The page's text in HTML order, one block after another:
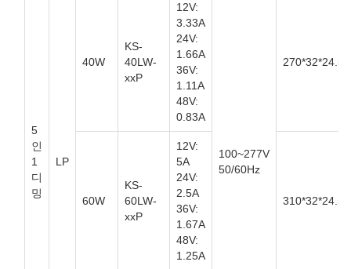
5
인
1
디
밍
LP
100~277V
50/60Hz
40W
KS-
40LW-
xxP
12V:
3.33A
24V:
1.66A
36V:
1.11A
48V:
0.83A
60W
KS-
60LW-
xxP
12V:
5A
24V:
2.5A
36V:
1.67A
48V:
1.25A